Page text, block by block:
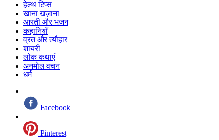
हेल्थ टिप्स
खाना खज़ाना
आरती और भजन
कहानियाँ
व्रत और त्यौहार
शायरी
लोक कथाएं
अनमोल वचन
धर्म
Facebook
Pinterest